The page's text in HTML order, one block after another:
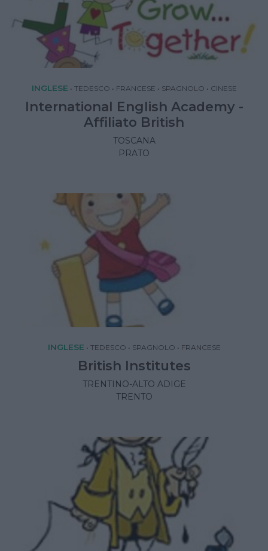
INGLESE • TEDESCO • FRANCESE • SPAGNOLO • CINESE
International English Academy -
Affiliato British
TOSCANA
PRATO
INGLESE • TEDESCO • SPAGNOLO • FRANCESE
British Institutes
TRENTINO-ALTO ADIGE
TRENTO